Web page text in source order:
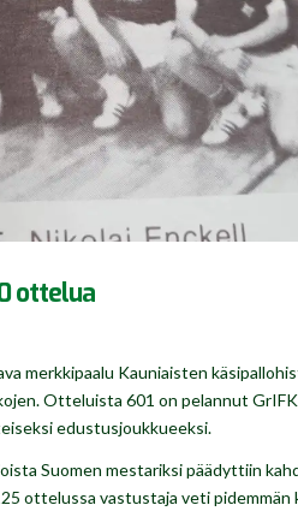
ottelua
merkkipaalu Kauniaisten
Otteluista 601 on pelannut
edustusjoukkueeksi.
Suomen mestariksi päädyttiin
ottelussa vastustaja veti pidemmän